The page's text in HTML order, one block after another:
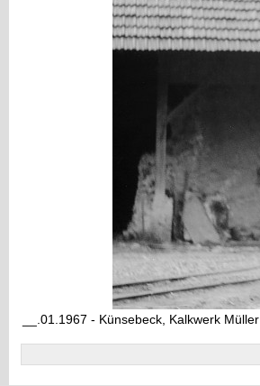
__.01.1967 - Künsebeck, Kalkwerk Müller